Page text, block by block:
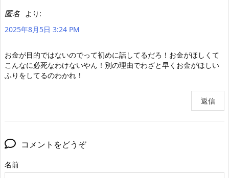
匿名 より:
2025年8月5日 3:24 PM
お金が目的ではないのでって初めに話してるだろ！お金がほしくて
こんなに必死なわけないやん！別の理由でわざと早くお金がほしい
ふりをしてるのわかれ！
返信
コメントをどうぞ
名前